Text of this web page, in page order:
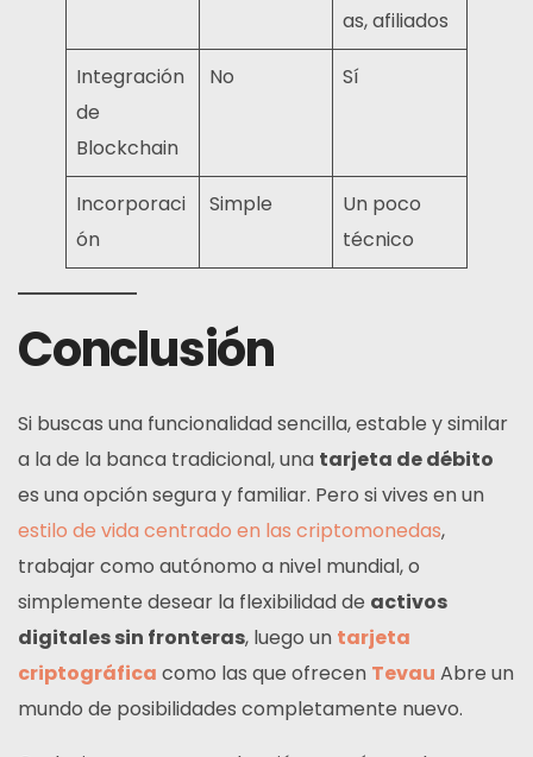
as, afiliados
Integración
de
Blockchain
No Sí
Incorporaci
ón
Simple
Un poco
técnico
Conclusión
Si buscas una funcionalidad sencilla, estable y similar
a la de la banca tradicional, una tarjeta de débito
es una opción segura y familiar. Pero si vives en un
estilo de vida centrado en las criptomonedas,
trabajar como autónomo a nivel mundial, o
simplemente desear la flexibilidad de activos
digitales sin fronteras, luego un tarjeta
criptográfica como las que ofrecen Tevau Abre un
mundo de posibilidades completamente nuevo.